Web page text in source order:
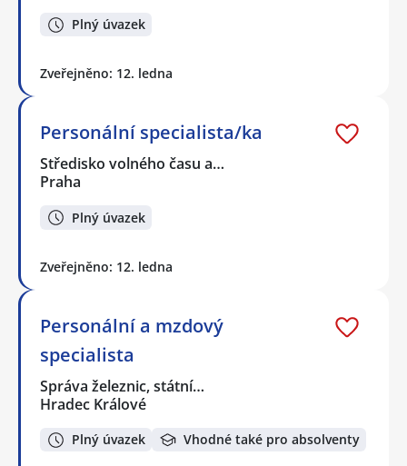
Plný úvazek
Zveřejněno: 12. ledna
Personální specialista/ka
Středisko volného času a…
Praha
Plný úvazek
Zveřejněno: 12. ledna
Personální a mzdový
specialista
Správa železnic, státní…
Hradec Králové
Plný úvazek Vhodné také pro absolventy